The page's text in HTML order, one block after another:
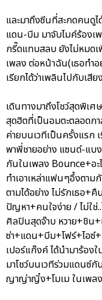
และมาถึงซีนที่สะกดคนดู
แดน-บีม มาจับไมค์ร้องเ
กรี๊ดแทบสลบ ยังไม่หมดเ
เพลง ต่อหน้าฉัน(เธอทำ
เรียกได้ว่าเพลินไปกับเสี
เดินทางมาถึงโชว์สุดพิเ
สุดฮิตที่เป็นอมตะตลอดก
ค่ายบนเวทีเป็นครั้งแรก
พาพี่ชายอย่าง แซนด์-แบ
กันในเพลง Bounce+อะ
ทำเอาเหล่าแฟนๆอึ้งตา
ตามได้อย่าง ไม่รักเธอ
ปัญหา+คนใจง่าย / ไม่ใช่
ศิลปินสุดจ๊าบ หวาย+ชิน
ซ่า+แดน+บีม+โฟร์+ไอซ์
เปอร์แก๊งค์ ได้นำมาร้อง
มาโชว์บนเวทีร่วมแดนซ์
ญาญ่าญิ๋ง+โมเม ในเพล